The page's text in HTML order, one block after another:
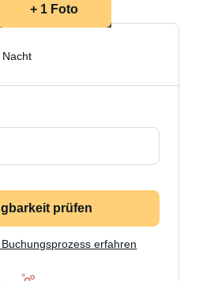
+ 1 Foto
Nacht
prüfen
erfahren